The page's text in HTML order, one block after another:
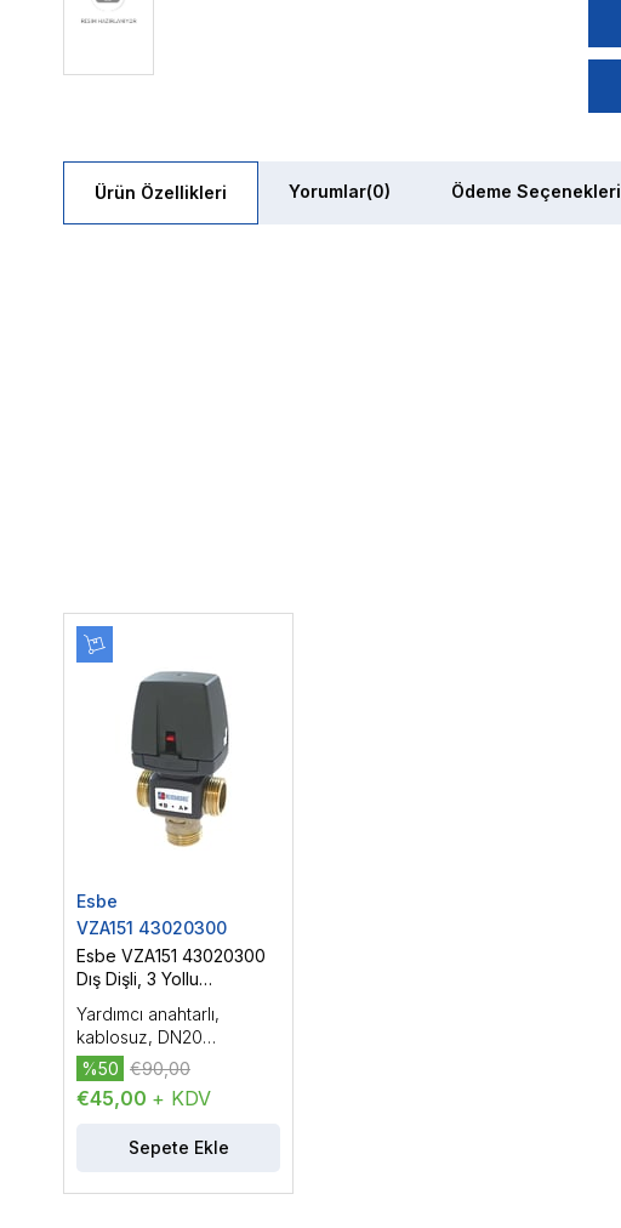
Ürün Özellikleri Yorumlar(0) Ödeme Seçenekleri
Esbe
VZA151 43020300
Esbe VZA151 43020300
Dış Dişli, 3 Yollu
DN20 (3/4'')
Yardımcı anahtarlı,
kablosuz, DN20
(3/4''), PN16, Kvs: 6.5, dış
dişli, çalışma sıcaklığı:
-20...150 °C, On/Off
€45,00 + KDV
%50 €90,00
Sepete Ekle